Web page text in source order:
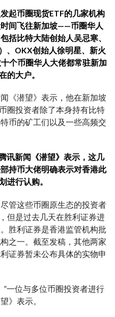
起币圈现货ETF的几家机构
间飞往新加坡——币圈华人
括比特大陆创始人吴忌寒、
、OKX创始人徐明星、新火
个币圈华人大佬都常驻新加
的大户。
《潜望》表示，他在新加坡
圈投资者除了本身持有比特
币的矿工们以及一些高频交
讯新闻《潜望》表示，这几
持币大佬明确表示对香港此
进行认购。
管这些币圈原生态的投资者
但是过去几天在胜利证券进
胜利证券是香港监管机构批
之一。截至发稿，其他两家
证券暂未公布具体的实物申
一位与多位币圈投资者进行
》表示。